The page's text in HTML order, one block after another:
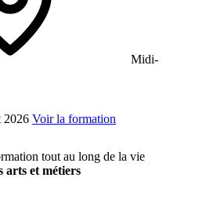
Midi-
2026 Voir la formation
tout au long de la vie
arts et métiers